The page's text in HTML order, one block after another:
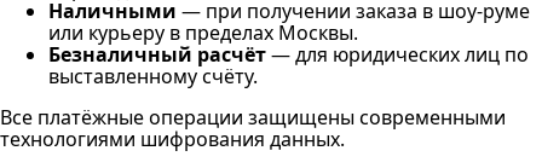
Наличными — при получении заказа в шоу-руме
или курьеру в пределах Москвы.
Безналичный расчёт— для юридических лиц по
выставленному счёту.
Все платёжные операции защищены современными
технологиями шифрования данных.